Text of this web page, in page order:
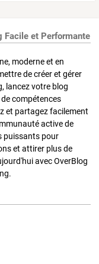
Facile et Performante
moderne et en
de créer et gérer
lancez votre blog
compétences
et partagez facilement
active de
puissants pour
et attirer plus de
avec OverBlog